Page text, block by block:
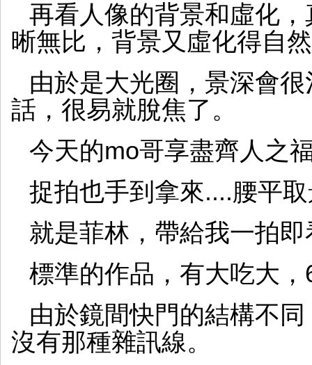
再看人像的背景和虛化
晰無比，背景又虛化得自
由於是大光圈，景深會
話，很易就脫焦了。
今天的mo哥享盡齊人之
捉拍也手到拿來....腰平
就是菲林，帶給我一拍
標準的作品，有大吃大
由於鏡間快門的結構不
沒有那種雜訊線。